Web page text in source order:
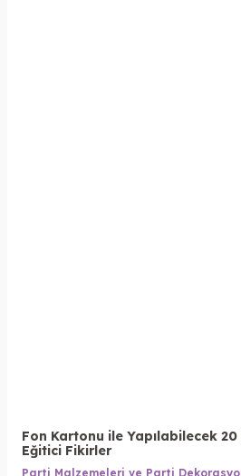
Fon Kartonu ile Yapılabilecek 20
Eğitici Fikirler
Parti Malzemeleri ve Parti